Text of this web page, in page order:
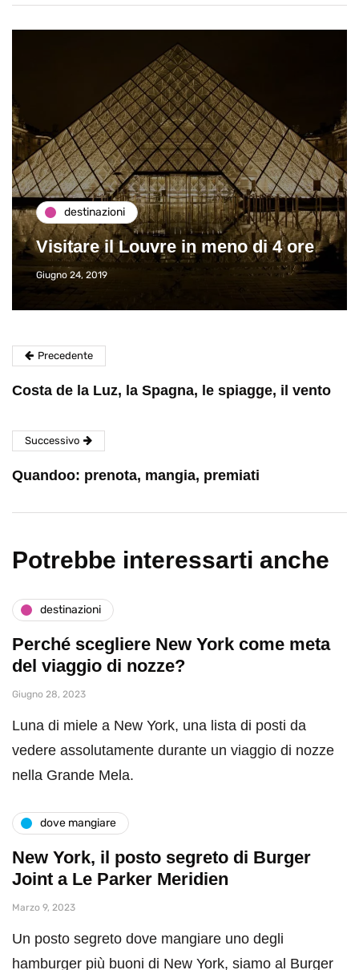
destinazioni
Visitare il Louvre in meno di 4 ore
Giugno 24, 2019
Precedente
Costa de la Luz, la Spagna, le spiagge, il vento
Successivo
Quandoo: prenota, mangia, premiati
Potrebbe interessarti anche
destinazioni
Perché scegliere New York come meta
del viaggio di nozze?
Giugno 28, 2023
Luna di miele a New York, una lista di posti da
vedere assolutamente durante un viaggio di nozze
nella Grande Mela.
dove mangiare
New York, il posto segreto di Burger
Joint a Le Parker Meridien
Marzo 9, 2023
Un posto segreto dove mangiare uno degli
hamburger più buoni di New York, siamo al Burger